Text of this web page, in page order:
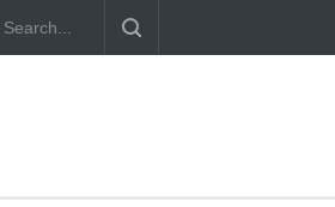
ke 4,48 miliar dolar